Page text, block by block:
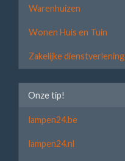
Warenhuizen
Wonen Huis en Tuin
Zakelijke dienstverlening
Onze tip!
lampen24.be
lampen24.nl